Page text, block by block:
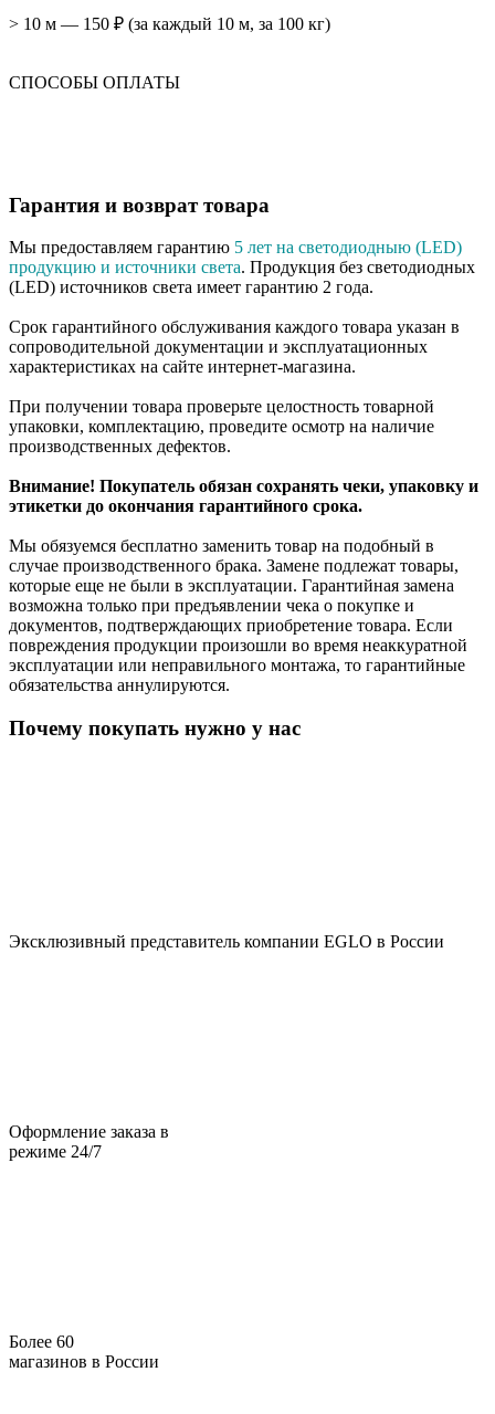
> 10 м — 150 ₽ (за каждый 10 м, за 100 кг)
СПОСОБЫ ОПЛАТЫ
Гарантия и возврат товара
Мы предоставляем гарантию 5 лет на светодиодныю (LED)
продукцию и источники света. Продукция без светодиодных
(LED) источников света имеет гарантию 2 года.
Срок гарантийного обслуживания каждого товара указан в
сопроводительной документации и эксплуатационных
характеристиках на сайте интернет-магазина.
При получении товара проверьте целостность товарной
упаковки, комплектацию, проведите осмотр на наличие
производственных дефектов.
Внимание! Покупатель обязан сохранять чеки, упаковку и
этикетки до окончания гарантийного срока.
Мы обязуемся бесплатно заменить товар на подобный в
случае производственного брака. Замене подлежат товары,
которые еще не были в эксплуатации. Гарантийная замена
возможна только при предъявлении чека о покупке и
документов, подтверждающих приобретение товара. Если
повреждения продукции произошли во время неаккуратной
эксплуатации или неправильного монтажа, то гарантийные
обязательства аннулируются.
Почему покупать нужно у нас
Эксклюзивный представитель компании EGLO в России
Оформление заказа в
режиме 24/7
Более 60
магазинов в России